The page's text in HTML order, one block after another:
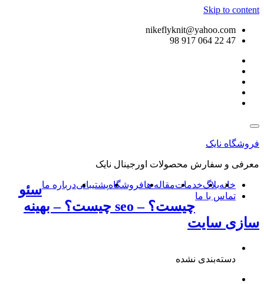
Skip to content
nikeflyknit@yahoo.com
47 22 064 917 98
فروشگاه نایک
معرفی و سفارش محصولات اورجینال نایک
خانهبلاگخدماتمقاله هافروشگاهپشتیبانیدرباره ما
تماس با ما
سئو
چیست؟ – seo چیست؟ – بهینه
سازی سایت
دسته‌بندی نشده